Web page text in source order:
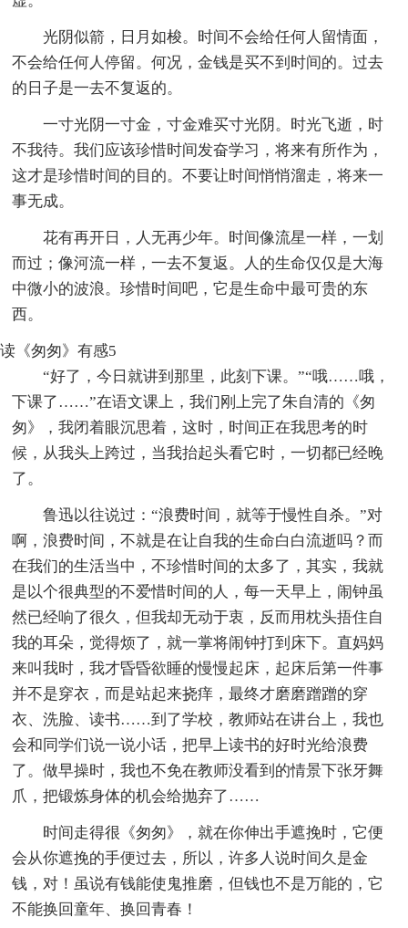
光阴似箭，日月如梭。时间不会给任何人留情面，
不会给任何人停留。何况，金钱是买不到时间的。过去
的日子是一去不复返的。
一寸光阴一寸金，寸金难买寸光阴。时光飞逝，时
不我待。我们应该珍惜时间发奋学习，将来有所作为，
这才是珍惜时间的目的。不要让时间悄悄溜走，将来一
事无成。
花有再开日，人无再少年。时间像流星一样，一划
而过；像河流一样，一去不复返。人的生命仅仅是大海
中微小的波浪。珍惜时间吧，它是生命中最可贵的东
西。
读《匆匆》有感5
“好了，今日就讲到那里，此刻下课。”“哦……哦，
下课了……”在语文课上，我们刚上完了朱自清的《匆
匆》，我闭着眼沉思着，这时，时间正在我思考的时
候，从我头上跨过，当我抬起头看它时，一切都已经晚
了。
鲁迅以往说过：“浪费时间，就等于慢性自杀。”对
啊，浪费时间，不就是在让自我的生命白白流逝吗？而
在我们的生活当中，不珍惜时间的太多了，其实，我就
是以个很典型的不爱惜时间的人，每一天早上，闹钟虽
然已经响了很久，但我却无动于衷，反而用枕头捂住自
我的耳朵，觉得烦了，就一掌将闹钟打到床下。直妈妈
来叫我时，我才昏昏欲睡的慢慢起床，起床后第一件事
并不是穿衣，而是站起来挠痒，最终才磨磨蹭蹭的穿
衣、洗脸、读书……到了学校，教师站在讲台上，我也
会和同学们说一说小话，把早上读书的好时光给浪费
了。做早操时，我也不免在教师没看到的情景下张牙舞
爪，把锻炼身体的机会给抛弃了……
时间走得很《匆匆》，就在你伸出手遮挽时，它便
会从你遮挽的手便过去，所以，许多人说时间久是金
钱，对！虽说有钱能使鬼推磨，但钱也不是万能的，它
不能换回童年、换回青春！